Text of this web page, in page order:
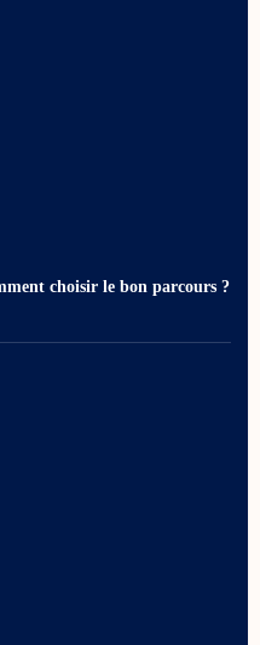
choisir le bon parcours ?